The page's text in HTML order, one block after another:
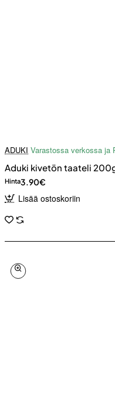
ADUKI Varastossa verkossa ja
Aduki kivetön taateli
Hinta3.90€
Lisää ostoskoriin